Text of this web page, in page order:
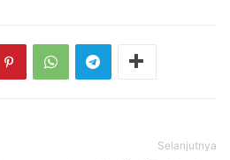
Selanjutnya